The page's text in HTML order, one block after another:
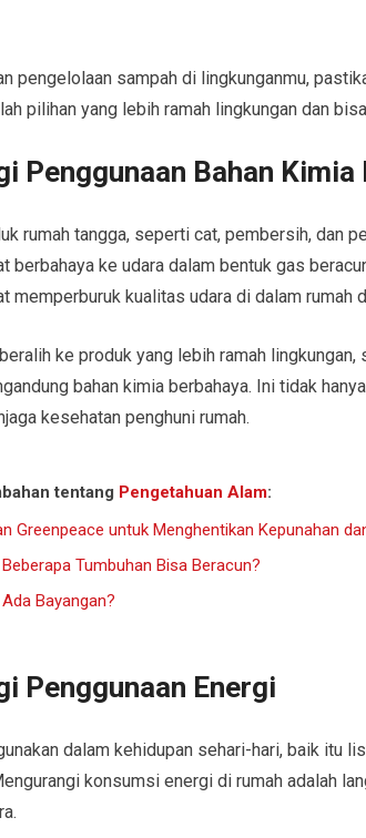
pengelolaan sampah di lingkunganmu,
pilihan yang lebih ramah lingkungan dan
Penggunaan Bahan Kimia
rumah tangga, seperti cat, pembersih, dan
berbahaya ke udara dalam bentuk gas
memperburuk kualitas udara di dalam rumah
ke produk yang lebih ramah
bahan kimia berbahaya. Ini tidak
kesehatan penghuni rumah.
tentang Pengetahuan Alam:
Greenpeace untuk Menghentikan Kepunahan
Tumbuhan Bisa Beracun?
Bayangan?
Penggunaan Energi
dalam kehidupan sehari-hari, baik itu
konsumsi energi di rumah adalah